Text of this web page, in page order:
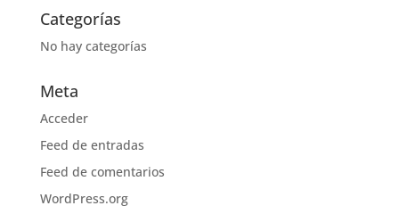
Categorías
No hay categorías
Meta
Acceder
Feed de entradas
Feed de comentarios
WordPress.org